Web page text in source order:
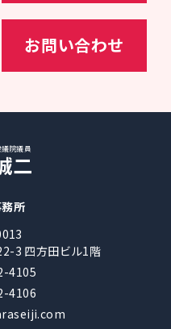
お問い合わせ
院議員
二
所
3 四方田ビル1階
4105
4106